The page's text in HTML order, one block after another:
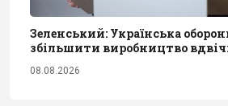
Зеленський: Українська
збільшити виробництво
08.08.2026